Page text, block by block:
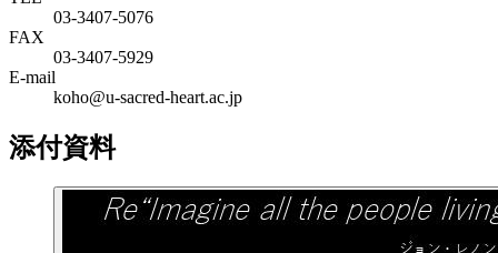
03-3407-5076
FAX
03-3407-5929
E-mail
koho@u-sacred-heart.ac.jp
添付資料